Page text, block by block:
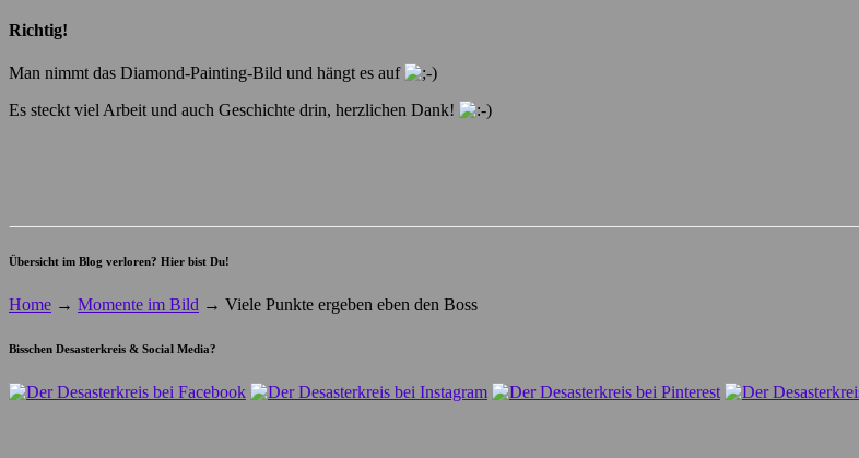
Richtig!
Man nimmt das Diamond-Painting-Bild und hängt es auf
Es steckt viel Arbeit und auch Geschichte drin, herzlichen Dank!
Übersicht im Blog verloren? Hier bist Du!
Home → Momente im Bild → Viele Punkte ergeben eben den Boss
Bisschen Desasterkreis & Social Media?